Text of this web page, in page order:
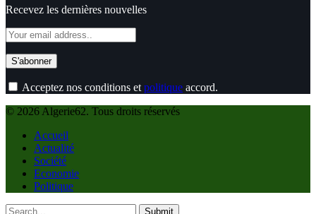
Recevez les dernières nouvelles
Acceptez nos conditions et politique accord.
© 2026 Algerie62. Tous droits réservés
Accueil
Actualité
Société
Economie
Politique
Submit